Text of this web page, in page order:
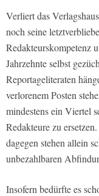
Verliert das
noch seine
Redakteurskompetenz
Jahrzehnte selbst
Reportageliteraten
verlorenem Posten
mindestens ein Viertel
Redakteure zu
dagegen stehen allein
unbezahlbaren
Insofern bedürfte es